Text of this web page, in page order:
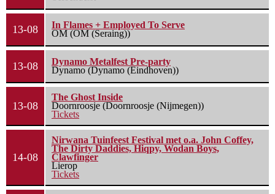
13-08
In Flames + Employed To Serve
OM (OM (Seraing))
13-08
Dynamo Metalfest Pre-party
Dynamo (Dynamo (Eindhoven))
13-08
The Ghost Inside
Doornroosje (Doornroosje (Nijmegen))
Tickets
14-08
Nirwana Tuinfeest Festival met o.a. John Coffey,
The Dirty Daddies, Hiqpy, Wodan Boys,
Clawfinger
Lierop
Tickets